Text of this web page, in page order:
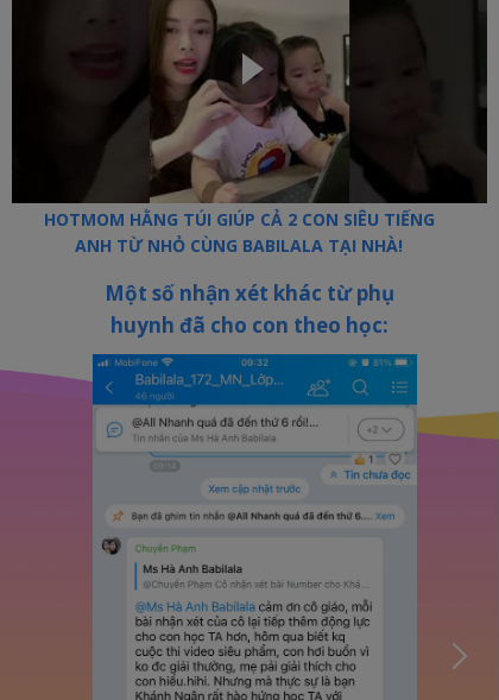
Một số nhận xét khác từ phụ
huynh đã cho con theo học:
HOTMOM HẰNG TÚI GIÚP CẢ 2 CON SIÊU TIẾNG
ANH TỪ NHỎ CÙNG BABILALA TẠI NHÀ!